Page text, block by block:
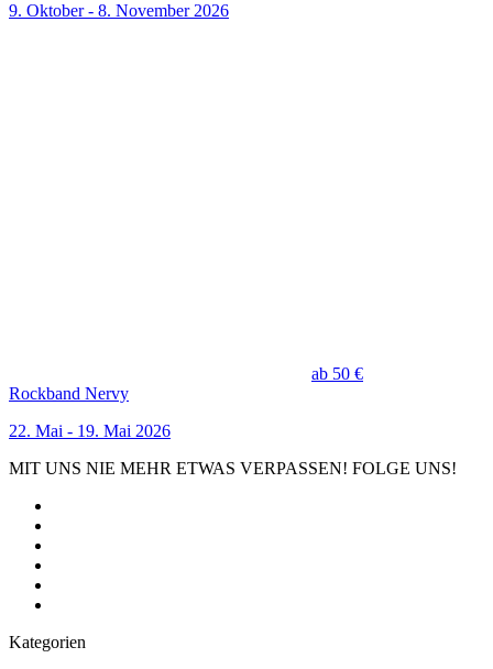
9. Oktober - 8. November 2026
ab 50 €
Rockband Nervy
22. Mai - 19. Mai 2026
MIT UNS NIE MEHR ETWAS VERPASSEN! FOLGE UNS!
Kategorien